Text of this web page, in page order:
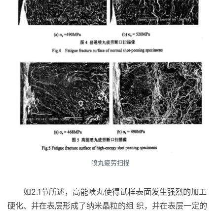
喷丸疲劳扫描
如2.1节所述，高能喷丸使得试样表面发生强烈的加工
硬化、并在表层形成了纳米晶粒的组 织，并在表层一定的